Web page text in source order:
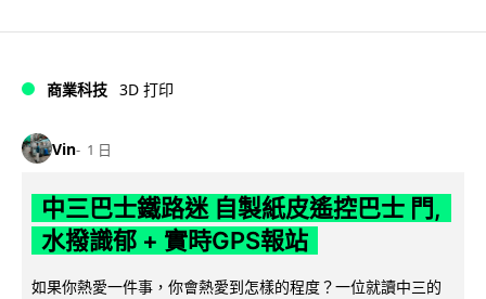
商業科技 3D 打印
Vin 1 日
中三巴士鐵路迷 自製紙皮遙控巴士 門,
水撥識郁 + 實時GPS報站
如果你熱愛一件事，你會熱愛到怎樣的程度？一位就讀中三的